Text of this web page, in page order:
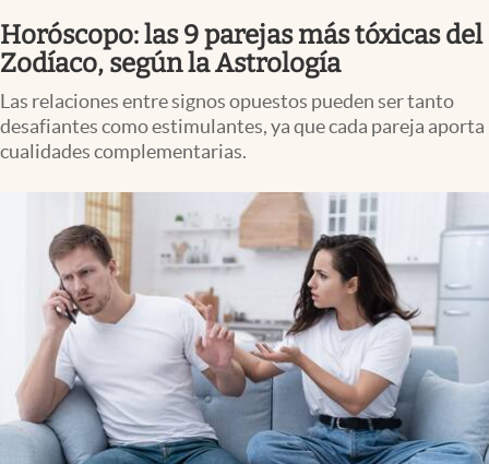
Pc y celular
Vida y estilo
Espiritualidad
Mediakit
abre en nueva pestaña
México
Horóscopo: las 9 parejas más tóxicas del
Zodíaco, según la Astrología
Las relaciones entre signos opuestos pueden ser tanto
desafiantes como estimulantes, ya que cada pareja aporta
cualidades complementarias.